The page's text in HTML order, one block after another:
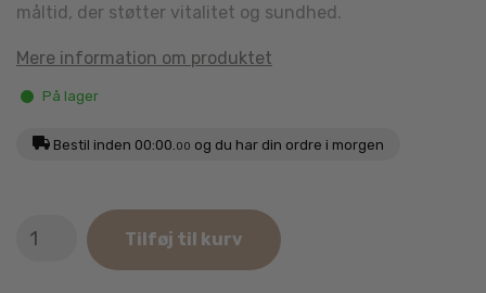
måltid, der støtter vitalitet og sundhed.
Mere information om produktet
På lager
Bestil inden 00:00. 00 og du har din ordre i morgen
Kylling
Tilføj til kurv